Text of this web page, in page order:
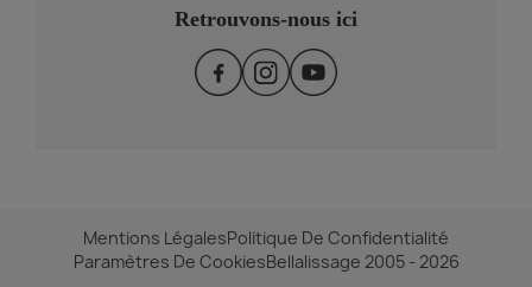
Retrouvons-nous ici
Mentions LégalesPolitique De Confidentialité
Paramètres De CookiesBellalissage 2005 - 2026